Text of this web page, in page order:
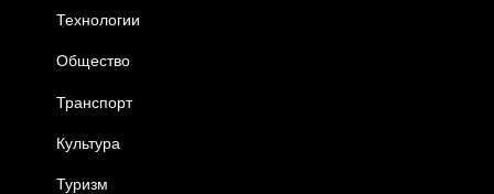
Технологии
Общество
Транспорт
Культура
Туризм